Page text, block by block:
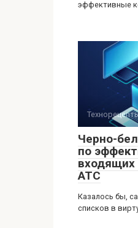
эффективные
Черно-
по
входящих
АТС
Казалось бы,
списков в